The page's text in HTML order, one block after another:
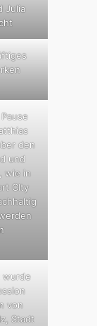
Julia
den
und
wie in
CIty
wurde
von
Stadt